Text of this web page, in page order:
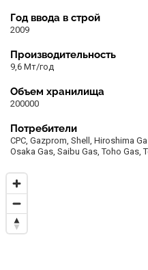
Год ввода в строй
2009
Производительность
9,6 Мт/год
Объем хранилища
200000
Потребители
CPC, Gazprom, Shell, Hiroshima
Osaka Gas, Saibu Gas, Toho Gas,